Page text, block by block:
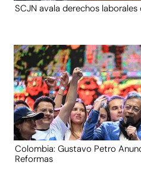
SCJN avala derechos
Colombia: Gustavo Petro
Reformas